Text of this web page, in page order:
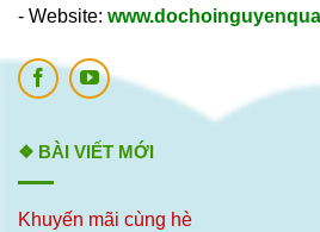
- Website:
❖ BÀI VIẾT MỚI
Khuyến mãi cùng hè